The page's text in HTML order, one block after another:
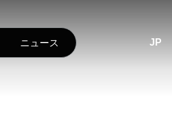
ニュース JP